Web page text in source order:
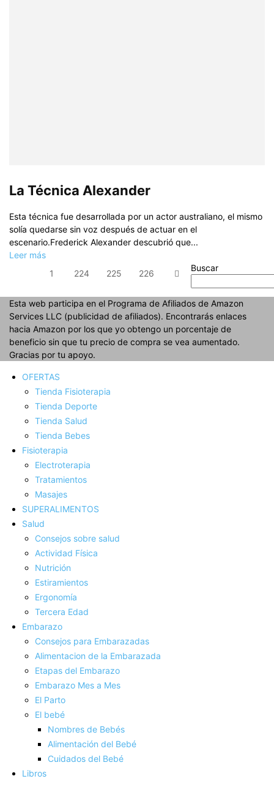
La Técnica Alexander
Esta técnica fue desarrollada por un actor australiano, el mismo
solí­a quedarse sin voz después de actuar en el
escenario.Frederick Alexander descubrió que...
Leer más
1
224 225 226
Buscar
Esta web participa en el Programa de Afiliados de Amazon
Services LLC (publicidad de afiliados). Encontrarás enlaces
hacia Amazon por los que yo obtengo un porcentaje de
beneficio sin que tu precio de compra se vea aumentado.
Gracias por tu apoyo.
OFERTAS
Tienda Fisioterapia
Tienda Deporte
Tienda Salud
Tienda Bebes
Fisioterapia
Electroterapia
Tratamientos
Masajes
SUPERALIMENTOS
Salud
Consejos sobre salud
Actividad Fí­sica
Nutrición
Estiramientos
Ergonomí­a
Tercera Edad
Embarazo
Consejos para Embarazadas
Alimentacion de la Embarazada
Etapas del Embarazo
Embarazo Mes a Mes
El Parto
El bebé
Nombres de Bebés
Alimentación del Bebé
Cuidados del Bebé
Libros